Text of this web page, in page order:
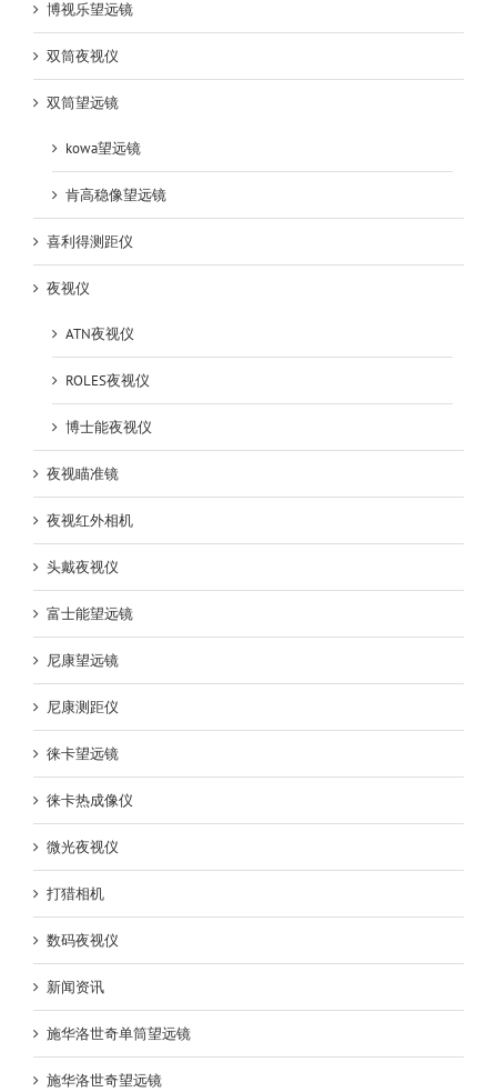
博视乐望远镜
双筒夜视仪
双筒望远镜
kowa望远镜
肯高稳像望远镜
喜利得测距仪
夜视仪
ATN夜视仪
ROLES夜视仪
博士能夜视仪
夜视瞄准镜
夜视红外相机
头戴夜视仪
富士能望远镜
尼康望远镜
尼康测距仪
徕卡望远镜
徕卡热成像仪
微光夜视仪
打猎相机
数码夜视仪
新闻资讯
施华洛世奇单筒望远镜
施华洛世奇望远镜